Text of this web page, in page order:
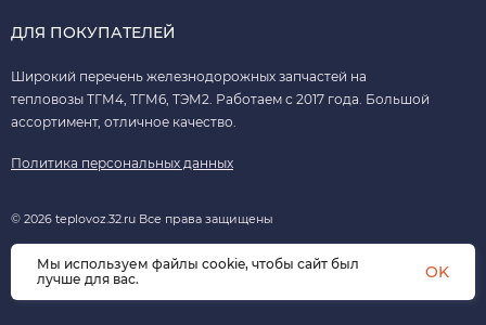
ДЛЯ ПОКУПАТЕЛЕЙ
Широкий перечень железнодорожных запчастей на
тепловозы ТГМ4, ТГМ6, ТЭМ2. Работаем с 2017 года. Большой
ассортимент, отличное качество.
Политика персональных данных
© 2026 teplovoz.32.ru Все права защищены
Мы используем файлы cookie, чтобы сайт был
лучше для вас.
OK